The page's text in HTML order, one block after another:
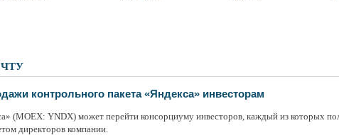
контрольного пакета «Яндекса» инвесторам
(MOEX: YNDX) может перейти консорциуму инвесторов, каждый из которых
директоров компании.